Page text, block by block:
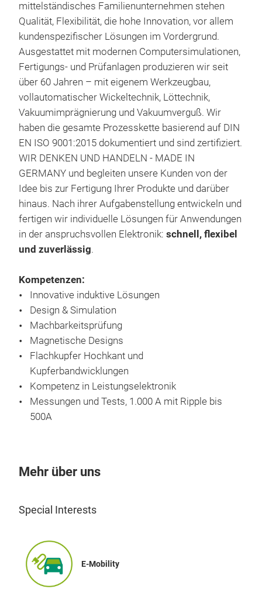
mittelständisches Familienunternehmen stehen
Qualität, Flexibilität, die hohe Innovation, vor allem
kundenspezifischer Lösungen im Vordergrund.
Ausgestattet mit modernen Computersimulationen,
Fertigungs- und Prüfanlagen produzieren wir seit
über 60 Jahren – mit eigenem Werkzeugbau,
vollautomatischer Wickeltechnik, Löttechnik,
Vakuumimprägnierung und Vakuumverguß. Wir
haben die gesamte Prozesskette basierend auf DIN
EN ISO 9001:2015 dokumentiert und sind zertifiziert.
WIR DENKEN UND HANDELN - MADE IN
GERMANY und begleiten unsere Kunden von der
Idee bis zur Fertigung Ihrer Produkte und darüber
hinaus. Nach ihrer Aufgabenstellung entwickeln und
fertigen wir individuelle Lösungen für Anwendungen
in der anspruchsvollen Elektronik: schnell, flexibel
und zuverlässig.
Kompetenzen:
Innovative induktive Lösungen
Design & Simulation
Machbarkeitsprüfung
Magnetische Designs
Flachkupfer Hochkant und
Kupferbandwicklungen
Kompetenz in Leistungselektronik
Messungen und Tests, 1.000 A mit Ripple bis
500A
Mehr über uns
Special Interests
E-Mobility